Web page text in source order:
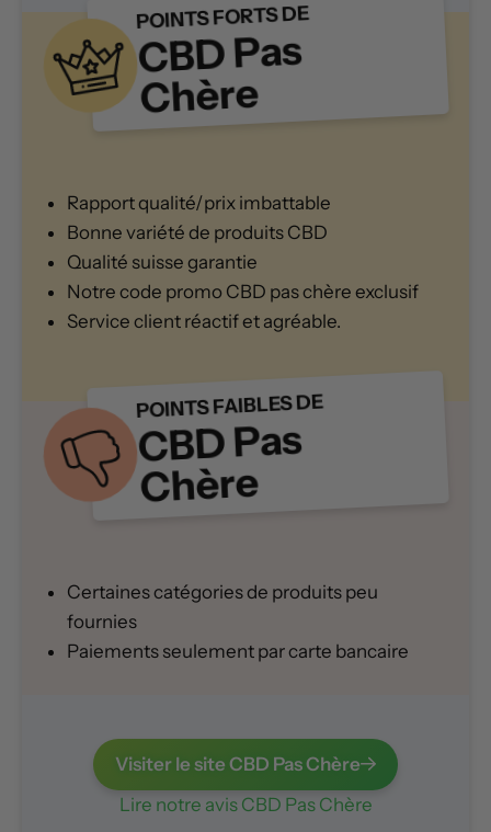
POINTS FORTS DE
CBD Pas
Chère
Rapport qualité/prix imbattable
Bonne variété de produits CBD
Qualité suisse garantie
Notre code promo CBD pas chère exclusif
Service client réactif et agréable.
POINTS FAIBLES DE
CBD Pas
Chère
Certaines catégories de produits peu
fournies
Paiements seulement par carte bancaire
Visiter le site CBD Pas Chère
Lire notre avis CBD Pas Chère